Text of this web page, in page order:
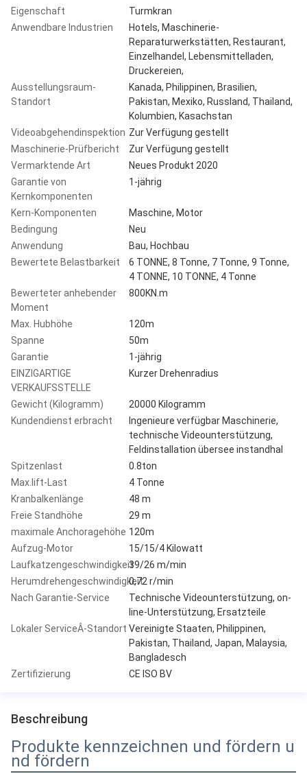
Eigenschaft
Turmkran
Anwendbare Industrien
Hotels, Maschinerie-
Reparaturwerkstätten, Restaurant,
Einzelhandel, Lebensmittelladen,
Druckereien,
Ausstellungsraum-
Standort
Kanada, Philippinen, Brasilien,
Pakistan, Mexiko, Russland, Thailand,
Kolumbien, Kasachstan
Videoabgehendinspektion Zur Verfügung gestellt
Maschinerie-Prüfbericht
Zur Verfügung gestellt
Vermarktende Art
Neues Produkt 2020
Garantie von
Kernkomponenten
1-jährig
Kern-Komponenten
Maschine, Motor
Bedingung
Neu
Anwendung
Bau, Hochbau
Bewertete Belastbarkeit
6 TONNE, 8 Tonne, 7 Tonne, 9 Tonne,
4 TONNE, 10 TONNE, 4 Tonne
Bewerteter anhebender
Moment
800KN.m
Max. Hubhöhe
120m
Spanne
50m
Garantie
1-jährig
EINZIGARTIGE
VERKAUFSSTELLE
Kurzer Drehenradius
Gewicht (Kilogramm)
20000 Kilogramm
Kundendienst erbracht
Ingenieure verfügbar Maschinerie,
technische Videounterstützung,
Feldinstallation übersee instandhal
Spitzenlast
0.8ton
Max.lift-Last
4 Tonne
Kranbalkenlänge
48 m
Freie Standhöhe
29 m
maximale Anchoragehöhe 120m
Aufzug-Motor
15/15/4 Kilowatt
Laufkatzengeschwindigkeit39/26 m/min
Herumdrehengeschwindigkeit0,72 r/min
Nach Garantie-Service
Technische Videounterstützung, on-
line-Unterstützung, Ersatzteile
Lokaler ServiceÂ-Standort Vereinigte Staaten, Philippinen,
Pakistan, Thailand, Japan, Malaysia,
Bangladesch
Zertifizierung
CE ISO BV
Beschreibung
Produkte kennzeichnen und fördern u
nd fördern